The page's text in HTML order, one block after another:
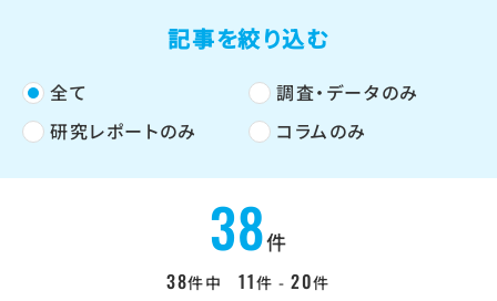
記事を絞り込む
全て
調査・データのみ
研究レポートのみ
コラムのみ
38件
38件中 11件 -20件